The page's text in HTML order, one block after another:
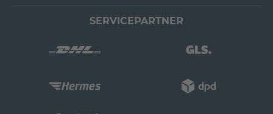
SERVICEPARTNER